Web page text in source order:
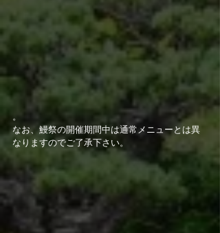
。
なお、鰻祭の開催期間中は通常メニューとは異
なりますのでご了承下さい。